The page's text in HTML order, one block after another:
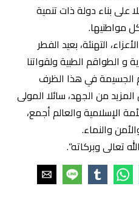
بناء دولة ذات تنمية
مواطنيها.
التهنئة، بعيد الفطر
و الطواقم الطبية ولقواتنا
الجسيمة في هذا الظرف
من الجهد، سائلا المولى
الإسلامية والعالم أجمع،
والنماء.
تعالى وبركاته”.